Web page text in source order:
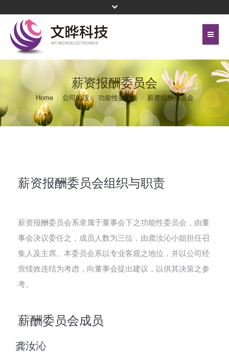
关于文晔
代理产品线
投资人关系
菁英招募
首页
联络我们
网站地图
薪资报酬委员会
Home 公司治理 功能性委员会 薪资报酬委员会
薪资报酬委员会组织与职责
薪资报酬委员会系隶属于董事会下之功能性委员会，由董
事会决议委任之，成员人数为三位，由龚汝沁小姐担任召
集人及主席。本委员会系以专业客观之地位，并以公司经
营绩效连结为考虑，向董事会提出建议，以供其决策之参
考。
薪酬委员会成员
龚汝沁